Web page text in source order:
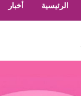
الرئيسية أخبار